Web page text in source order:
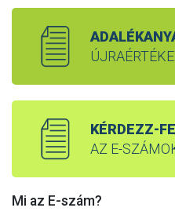
KÉRDEZZ-
AZ E-
Mi az E-szám?